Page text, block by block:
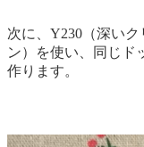
次に、Y230（深い
ン）を使い、同じド
作ります。